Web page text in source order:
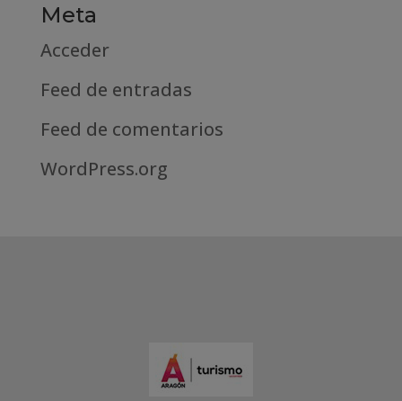
Meta
Acceder
Feed de entradas
Feed de comentarios
WordPress.org